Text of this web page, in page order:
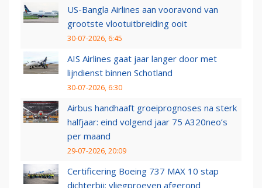
US-Bangla Airlines aan vooravond van
grootste vlootuitbreiding ooit
30-07-2026, 6:45
AIS Airlines gaat jaar langer door met
lijndienst binnen Schotland
30-07-2026, 6:30
Airbus handhaaft groeiprognoses na sterk
halfjaar: eind volgend jaar 75 A320neo’s
per maand
29-07-2026, 20:09
Certificering Boeing 737 MAX 10 stap
dichterbij: vliegproeven afgerond